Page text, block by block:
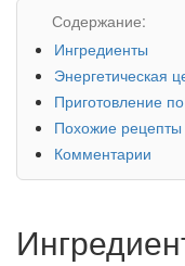
Содержание:
Ингредиенты
Энергетическая
Приготовление
Похожие рецепты
Комментарии